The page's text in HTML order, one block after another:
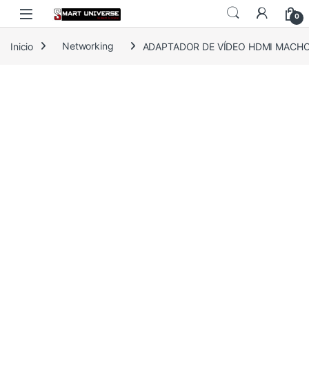
Skip to navigation
Skip to content
0
Inicio Networking ADAPTADOR DE VÍDEO HDMI